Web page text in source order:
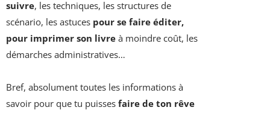
suivre, les techniques, les structures de
scénario, les astuces pour se faire éditer,
pour imprimer son livre à moindre coût, les
démarches administratives…
Bref, absolument toutes les informations à
savoir pour que tu puisses faire de ton rêve